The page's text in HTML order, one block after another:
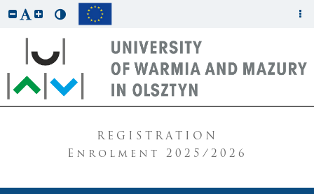
REGISTRATION
Enrolment 2025/2026